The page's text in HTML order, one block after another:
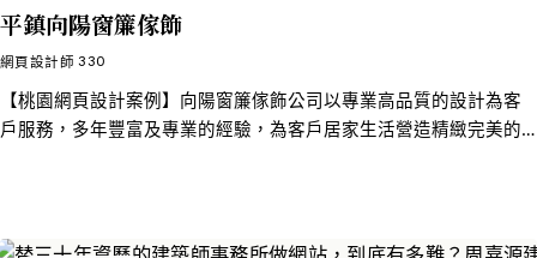
豫，我問自己的那個問題都是：「哪一個選擇，更能讓那個差異被
看見？」
司，強調經驗豐富、從設計到施工一站式服務，並注重美感與品質
的結合。
平鎮向陽窗簾傢飾
網頁設計師 330
【桃園網頁設計案例】向陽窗簾傢飾公司以專業高品質的設計為客
戶服務，多年豐富及專業的經驗，為客戶居家生活營造精緻完美的
尚潮流讓藝術融入生活，使窗簾不只是為您擋光的一塊布，窗簾更